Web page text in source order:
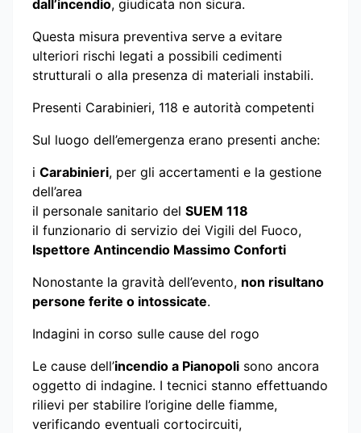
dall’incendio, giudicata non sicura.
Questa misura preventiva serve a evitare
ulteriori rischi legati a possibili cedimenti
strutturali o alla presenza di materiali instabili.
Presenti Carabinieri, 118 e autorità competenti
Sul luogo dell’emergenza erano presenti anche:
i Carabinieri, per gli accertamenti e la gestione
dell’area
il personale sanitario del SUEM 118
il funzionario di servizio dei Vigili del Fuoco,
Ispettore Antincendio Massimo Conforti
Nonostante la gravità dell’evento, non risultano
persone ferite o intossicate.
Indagini in corso sulle cause del rogo
Le cause dell’incendio a Pianopoli sono ancora
oggetto di indagine. I tecnici stanno effettuando
rilievi per stabilire l’origine delle fiamme,
verificando eventuali cortocircuiti,